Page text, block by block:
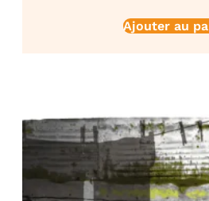
Ajouter au